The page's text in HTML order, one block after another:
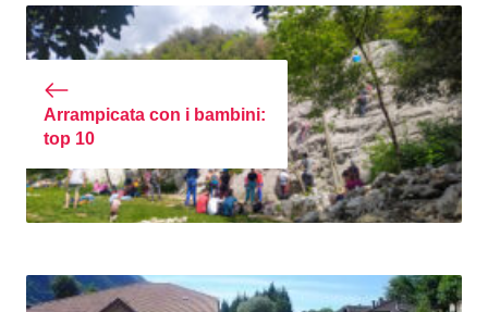
Arrampicata con i bambini:
top 10